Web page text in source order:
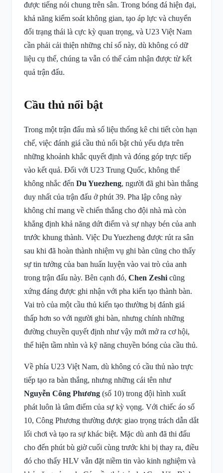
được tiếng nói chung trên sân. Trong bóng đá hiện đại,
khả năng kiểm soát không gian, tạo áp lực và chuyển
đổi trạng thái là cực kỳ quan trọng, và U23 Việt Nam
cần phải cải thiện những chỉ số này, dù không có dữ
liệu cụ thể, chúng ta vẫn có thể cảm nhận được từ kết
quả trận đấu.
Cầu thủ nổi bật
Trong một trận đấu mà số liệu thống kê chi tiết còn hạn
chế, việc đánh giá cầu thủ nổi bật chủ yếu dựa trên
những khoảnh khắc quyết định và đóng góp trực tiếp
vào kết quả. Đối với U23 Trung Quốc, không thể
không nhắc đến Du Yuezheng, người đã ghi bàn thắng
duy nhất của trận đấu ở phút 39. Pha lập công này
không chỉ mang về chiến thắng cho đội nhà mà còn
khẳng định khả năng dứt điểm và sự nhạy bén của anh
trước khung thành. Việc Du Yuezheng được rút ra sân
sau khi đã hoàn thành nhiệm vụ ghi bàn cũng cho thấy
sự tin tưởng của ban huấn luyện vào vai trò của anh
trong trận đấu này. Bên cạnh đó, Chen Zeshi cũng
xứng đáng được ghi nhận với pha kiến tạo thành bàn.
Vai trò của một cầu thủ kiến tạo thường bị đánh giá
thấp hơn so với người ghi bàn, nhưng chính những
đường chuyền quyết định như vậy mới mở ra cơ hội,
thể hiện tầm nhìn và kỹ năng chuyền bóng của cầu thủ.
Về phía U23 Việt Nam, dù không có cầu thủ nào trực
tiếp tạo ra bàn thắng, nhưng những cái tên như
Nguyễn Công Phương (số 10) trong đội hình xuất
phát luôn là tâm điểm của sự kỳ vọng. Với chiếc áo số
10, Công Phương thường được giao trọng trách dẫn dắt
lối chơi và tạo ra sự khác biệt. Mặc dù anh đã thi đấu
cho đến phút bù giờ cuối cùng trước khi bị thay ra, điều
đó cho thấy HLV vẫn đặt niềm tin vào kinh nghiệm và